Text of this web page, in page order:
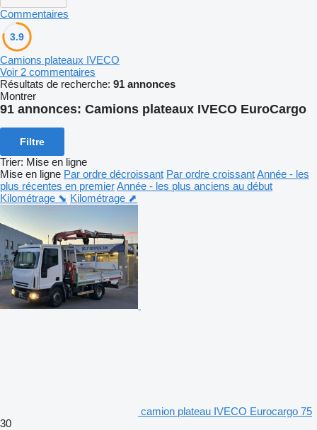
Commentaires
3.9
Camions plateaux IVECO
Voir 2 commentaires
Résultats de recherche: 91 annonces
Montrer
91 annonces: Camions plateaux IVECO EuroCargo
Filtre
Trier: Mise en ligne
Mise en ligne Par ordre décroissant Par ordre croissantAnnée - les
plus récentes en premierAnnée - les plus anciens au début
Kilométrage ⬊ Kilométrage ⬈
camion plateau IVECO Eurocargo 75
30